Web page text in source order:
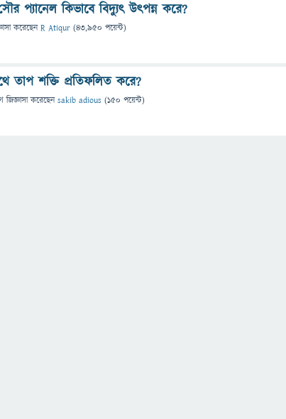
প্যানেল কিভাবে বিদ্যুৎ উৎপন্ন করে?
করেছেনR Atiqur (43,950 পয়েন্ট)
তাপ শক্তি প্রতিফলিত করে?
জিজ্ঞাসাকরেছেনsakib adious (150 পয়েন্ট)